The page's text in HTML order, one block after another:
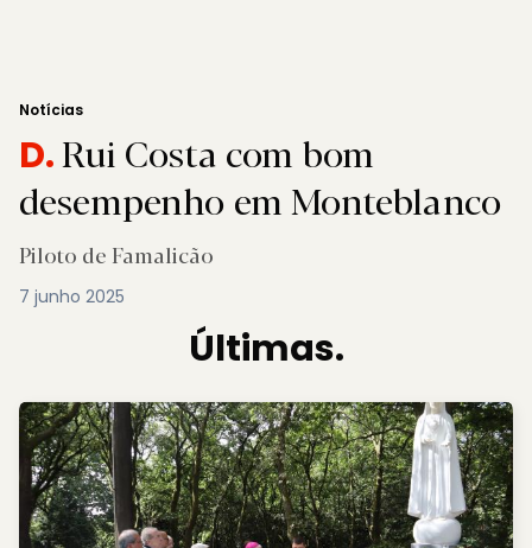
Notícias
D.Rui Costa com bom
desempenho em Monteblanco
Piloto de Famalicão
7 junho 2025
Últimas.